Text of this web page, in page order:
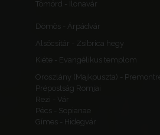
Tömörd - Ilonavár
Dömös - Árpádvár
Alsócsitár - Zsibrica hegy
Kiéte - Evangélikus templom
Oroszlány (Majkpuszta) -
Prépostság Romjai
Rezi - Vár
Pécs - Sopianae
Gímes - Hidegvár